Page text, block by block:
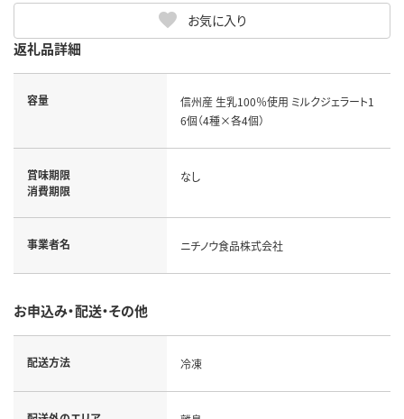
お気に入り
返礼品詳細
容量
信州産 生乳100％使用 ミルクジェラート1
6個（4種×各4個）
賞味期限
消費期限
なし
事業者名 ニチノウ食品株式会社
お申込み・配送・その他
配送方法 冷凍